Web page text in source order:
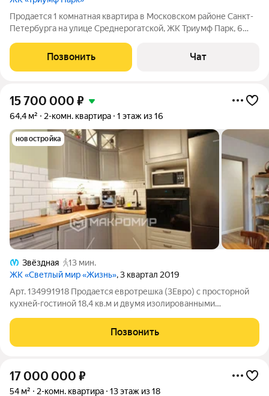
Продается 1 комнатная квартира в Московском районе Санкт-
Петербурга на улице Среднерогатской, ЖК Триумф Парк, 6
ОБЪЯВЛЕНИЕ ОТ СОБСТВЕННИКА. КВАРТИРА БЕЗ
ОБРЕМЕНЕНИЙ. Продается 1-комнатная квартира ,в
Позвонить Чат
15 700 000 ₽
64,4 м² 2-комн. квартира 1 этаж из 16
новостройка
Звёздная
13 мин.
ЖК «Светлый мир «Жизнь», 3 квартал 2019
Арт. 134991918 Продается евротрешка (3Евро) с просторной
кухней-гостиной 18,4 кв.м и двумя изолированными
"Светлый мир Жизнь", дом 2019 г.п. - в престижном
Московском районе, в шаговой
Позвонить
17 000 000 ₽
54 м² 2-комн. квартира 13 этаж из 18